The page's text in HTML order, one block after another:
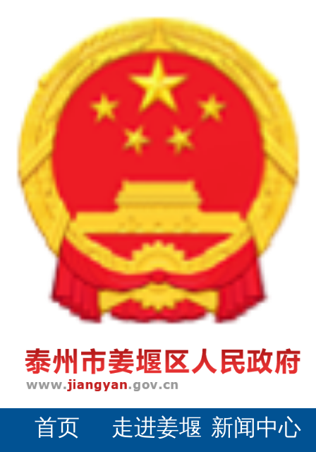
首页 走进姜堰 新闻中心